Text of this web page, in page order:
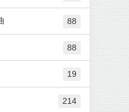
88
88
19
214